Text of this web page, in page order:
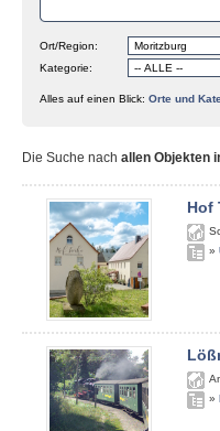
Ort/Region:
Kategorie:
Alles auf einen Blick: Orte und
Die Suche nach allen Objekten
Hof
»
»